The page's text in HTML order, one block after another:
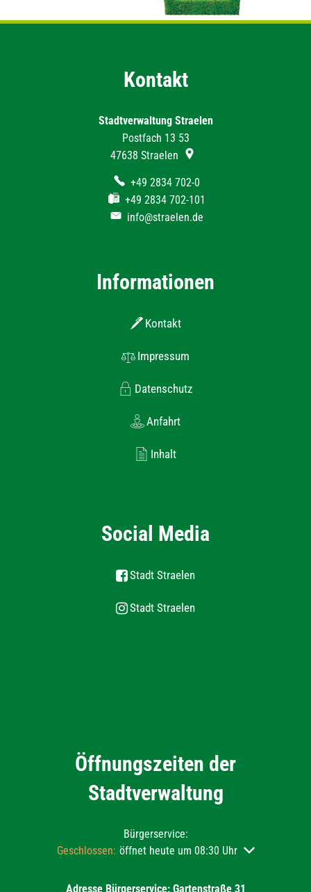
Kontakt
Stadtverwaltung Straelen
Postfach 13 53
47638 Straelen
+49 2834 702-0
+49 2834 702-101
info@straelen.de
Informationen
Kontakt
Impressum
Datenschutz
Anfahrt
Inhalt
Social Media
Stadt Straelen
Stadt Straelen
Öffnungszeiten der
Stadtverwaltung
Bürgerservice:
Klicken, um weitere Öffnungs- oder Schließzeiten
Geschlossen: öffnet heute um 08:30 Uhr
Adresse Bürgerservice: Gartenstraße 31